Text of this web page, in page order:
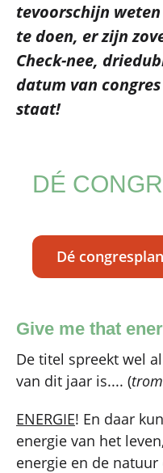
tevoorschijn
te doen, er zijn
Check-nee,
datum van
staat!
DÉ
Dé
Give me that
De titel spreekt wel
van dit jaar is.... (
ENERGIE! En daar
energie van het
energie en de